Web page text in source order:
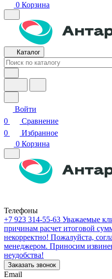
0 Корзина
Каталог
Войти
0
Сравнение
0
Избранное
0 Корзина
Телефоны
+7 923 314-55-63 Уважаемые
причинам расчет итоговой
некорректно! Пожалуйста,
менеджером. Приносим
неудобства!
Заказать звонок
Email